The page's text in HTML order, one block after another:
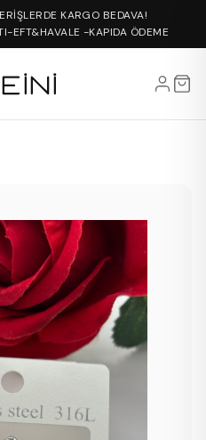
KARGO BEDAVA!
EFT&HAVALE -KAPIDA ÖDEME